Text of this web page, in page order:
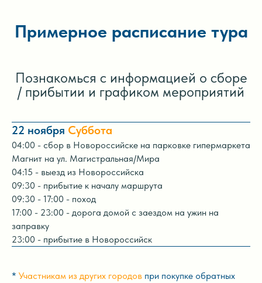
Примерное расписание тура
Познакомься с информацией о сборе
/ прибытии и графиком мероприятий
22 ноября Суббота
04:00 - сбор в Новороссийске на парковке гипермаркета
Магнит на ул. Магистральная/Мира
04:15 - выезд из Новороссийска
09:30 - прибытие к началу маршрута
09:30 - 17:00 - поход
17:00 - 23:00 - дорога домой с заездом на ужин на
заправку
23:00 - прибытие в Новороссийск
* Участникам из других городов при покупке обратных